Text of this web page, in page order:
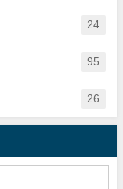
24
95
26